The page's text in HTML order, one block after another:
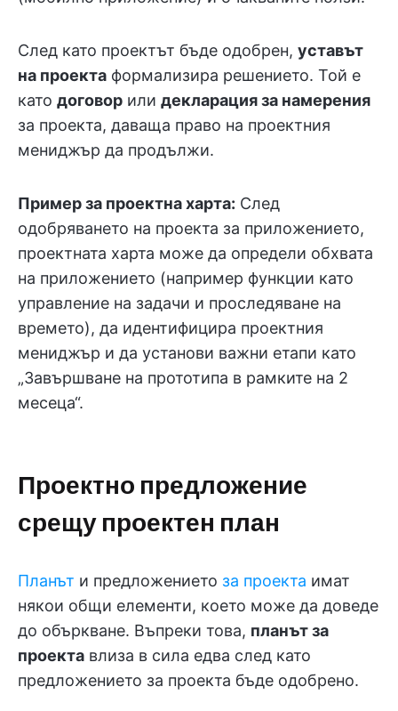
След като проектът бъде одобрен, уставът
на проекта формализира решението. Той е
като договор или декларация за намерения
за проекта, даваща право на проектния
мениджър да продължи.
Пример за проектна харта: След
одобряването на проекта за приложението,
проектната харта може да определи обхвата
на приложението (например функции като
управление на задачи и проследяване на
времето), да идентифицира проектния
мениджър и да установи важни етапи като
„Завършване на прототипа в рамките на 2
месеца“.
Проектно предложение
срещу проектен план
Планът и предложението за проекта имат
някои общи елементи, което може да доведе
до объркване. Въпреки това, планът за
проекта влиза в сила едва след като
предложението за проекта бъде одобрено.